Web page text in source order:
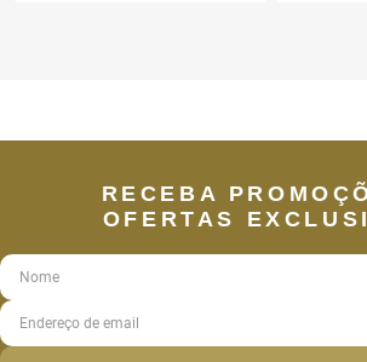
RECEBA
OFERTAS